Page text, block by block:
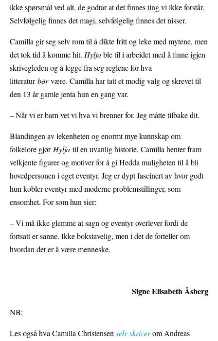
ikke spørsmål ved alt, de godtar at det finnes ting vi ikke forstår.
Selvfølgelig finnes det magi, selvfølgelig finnes det nisser.
Camilla gir seg selv rom til å dikte fritt og leke med mytene, men
det tok tid å komme hit. Hyljable til i arbeidet med å finne igjen
skrivegleden og å legge fra seg reglene for hva
litteraturbørvære. Camilla har tatt et modig valg og skrevet til
den 13 år gamle jenta hun en gang var.
– Når vi er barn vet vi hva vi brenner for. Jeg måtte tilbake dit.
Blandingen av lekenheten og enormt mye kunnskap om
folkelore gjørHylja til en uvanlig historie. Camilla henter fram
velkjente figurer og motiver for å gi Hedda muligheten til å bli
hovedpersonen i eget eventyr. Jeg er dypt fascinert av hvor godt
hun kobler eventyr med moderne problemstillinger, som
ensomhet. For som hun sier:
– Vi må ikke glemme at sagn og eventyr overlever fordi de
fortsatt er sanne. Ikke bokstavelig, men i det de forteller om
hvordan det er å være menneske.
Signe Elisabeth Åsberg
NB:
Les også hva Camilla Christensenselv skriverom Andreas